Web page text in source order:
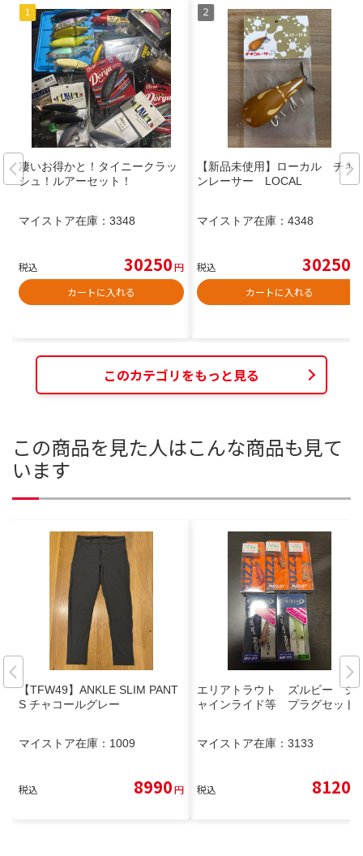
凄いお得かと！タイニークラッ
シュ！ルアーセット！
マイストア在庫： 3348
税込 30250円
カートに入れる
【新品未使用】ローカル チキ
ンレーサー LOCAL
マイストア在庫： 4348
税込 30250
カートに入れる
このカテゴリをもっと見る
この商品を見た人はこんな商品も見て
います
【TFW49】ANKLE SLIM PANT
S チャコールグレー
マイストア在庫： 1009
税込 8990円
エリアトラウト ズルビー シ
ャインライド等 プラグセット
マイストア在庫： 3133
税込 8120